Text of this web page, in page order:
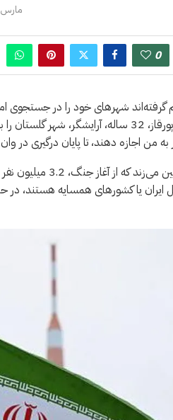
مارس 15, 2026
0
گرفته‌اند شهرهای خود را در جستجوی
دارد. در میان آنها مروه پورقاز، 32
به من اجازه دهند، تا پایان درگیری
سازمان ملل متحد
ایران یا کشورهای همسایه هستند،